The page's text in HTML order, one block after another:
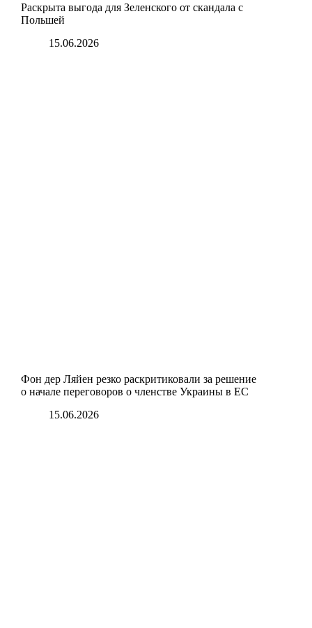
Раскрыта выгода для Зеленского от скандала с
Польшей
15.06.2026
Фон дер Ляйен резко раскритиковали за решение
о начале переговоров о членстве Украины в ЕС
15.06.2026